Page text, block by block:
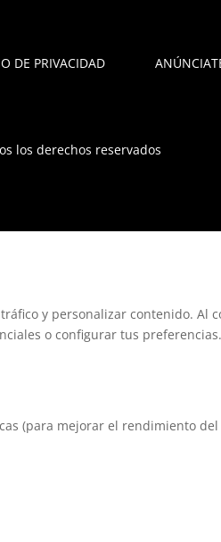
DE PRIVACIDAD
los derechos reservados
y personalizar contenido. Al
o configurar tus preferencias.
(para mejorar el rendimiento